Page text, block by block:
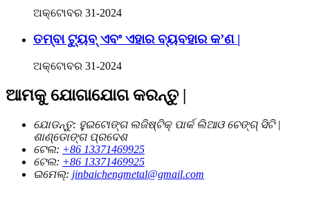
ଅକ୍ଟୋବର 31-2024
ତମ୍ବା ଟ୍ୟୁବ୍ ଏବଂ ଏହାର ବ୍ୟବହାର କ’ଣ |
ଅକ୍ଟୋବର 31-2024
ଆମକୁ ଯୋଗାଯୋଗ କରନ୍ତୁ |
ଯୋଡନ୍ତୁ: ହୁଇଟୋଙ୍ଗ ଲଜିଷ୍ଟିକ୍ ପାର୍କ ଲିଆଓ ଚେଙ୍ଗ୍ ସିଟି |
ଶାଣ୍ଡୋଙ୍ଗ ପ୍ରଦେଶ
ଟେଲ: +86 13371469925
ଟେଲ: +86 13371469925
ଇମେଲ୍: jinbaichengmetal@gmail.com